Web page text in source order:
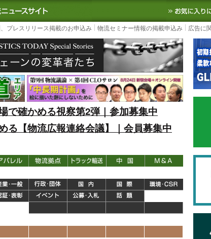
｜国内最大の物流ニュースサイト3PL, SCMなど国内外の最新
プレスリリース掲載のお申込み 物流セミナー情報の掲載申込み 広告に
で確かめる視察第2弾｜参加募集中
る【物流広報連絡会議】｜会員募集中